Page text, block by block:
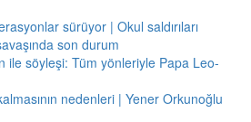
sürüyor | Okul saldırıları
son durum
ile söyleşi: Tüm yönleriyle Papa Leo-
nedenleri | Yener Orkunoğlu